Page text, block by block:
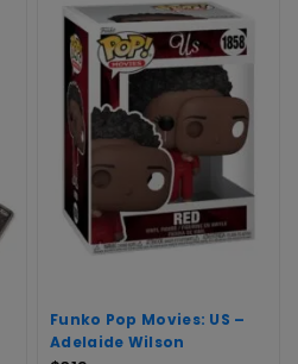
Funko Pop Movies: US –
Adelaide Wilson